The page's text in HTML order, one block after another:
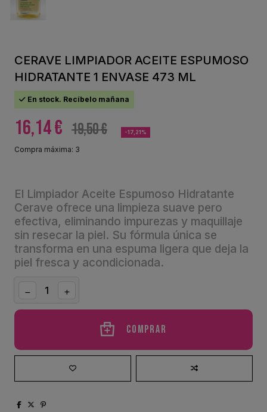
CERAVE LIMPIADOR ACEITE ESPUMOSO
HIDRATANTE 1 ENVASE 473 ML
En stock. Recíbelo mañana
16,14 € 19,50 € -17,21%
Compra máxima: 3
El Limpiador Aceite Espumoso Hidratante
Cerave ofrece una limpieza suave pero
efectiva, eliminando impurezas y maquillaje
sin resecar la piel. Su fórmula única se
transforma en una espuma ligera que deja la
piel fresca y acondicionada.
Comprar